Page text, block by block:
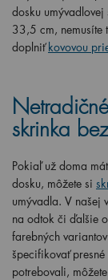
dosku
33,5 cm, nemusíte
doplniťkovovou
skrinka
Pokiaľ už doma
dosku, môžete si
umývadla. V našej
na odtok či ďalšie
farebných
špecifikovať
potrebovali,